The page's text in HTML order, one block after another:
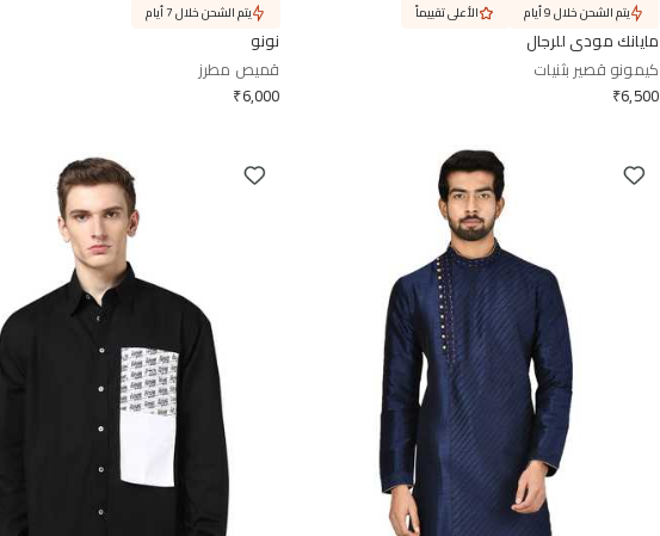
مايانك مودي للرجال
كيمونو قصير بثنيات
₹6,500
يتم الشحن خلال 9 أيام الأعلى تقييماً
نونو
قميص مطرز
₹6,000
يتم الشحن خلال 7 أيام